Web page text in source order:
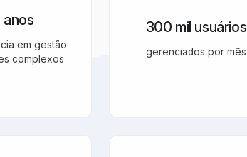
anos
em gestão
complexos
300 mil usuários
gerenciados por mês